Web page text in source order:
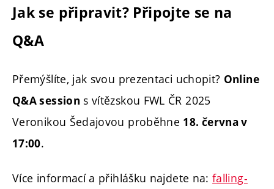
Jak se připravit? Připojte se na
Q&A
Přemýšlíte, jak svou prezentaci uchopit? Online
Q&A session s vítězskou FWL ČR 2025
Veronikou Šedajovou proběhne 18. června v
17:00.
Více informací a přihlášku najdete na:falling-